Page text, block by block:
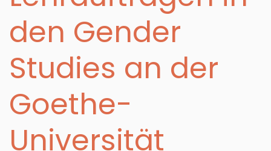
den Gender
Studies an der
Goethe-
Universität